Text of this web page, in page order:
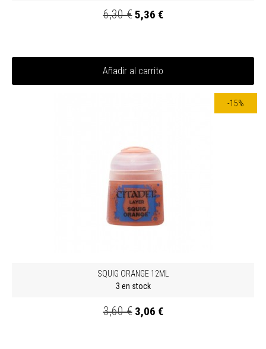
6,30 €5,36 €
Añadir al carrito
-15%
SQUIG ORANGE 12ML
3 en stock
3,60 € 3,06 €